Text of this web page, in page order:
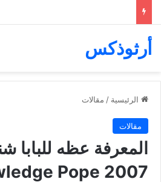
أرثوذكس
الرئيسية / مقالات
مقالات
المعرفة عظه للبابا
Pope